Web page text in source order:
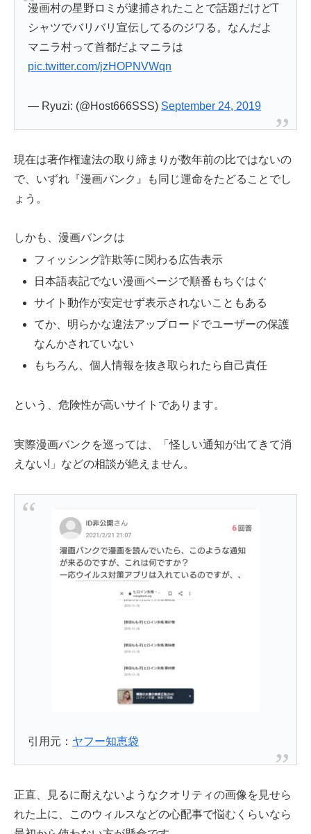
漫画村の星野ロミが逮捕されたことで話題だけどT
シャツでバリバリ宣伝してるのジワる。なんだよ
マニラ村って首都だよマニラは
pic.twitter.com/jzHOPNVWqn
— Ryuzi: (@Host666SSS) September 24, 2019
現在は著作権違法の取り締まりが数年前の比ではないの
で、いずれ『漫画バンク』も同じ運命をたどることでし
ょう。
しかも、漫画バンクは
フィッシング詐欺等に関わる広告表示
日本語表記でない漫画ページで順番もちぐはぐ
サイト動作が安定せず表示されないこともある
てか、明らかな違法アップロードでユーザーの保護
なんかされていない
もちろん、個人情報を抜き取られたら自己責任
という、危険性が高いサイトであります。
実際漫画バンクを巡っては、「怪しい通知が出てきて消
えない!」などの相談が絶えません。
引用元： ヤフー知恵袋
正直、見るに耐えないようなクオリティの画像を見せら
れた上に、このウィルスなどの心配事で悩むくらいなら